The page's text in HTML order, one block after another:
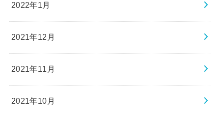
2022年1月
2021年12月
2021年11月
2021年10月